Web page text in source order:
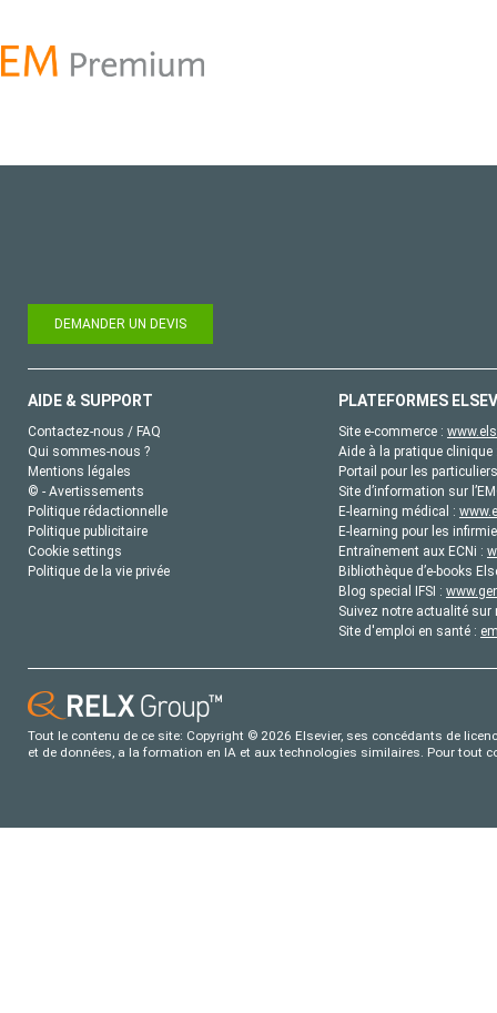
DEMANDER UN DEVIS
AIDE & SUPPORT
Contactez-nous / FAQ
Qui sommes-nous ?
Mentions légales
© - Avertissements
Politique rédactionnelle
Politique publicitaire
Cookie settings
Politique de la vie privée
PLATEFORMES
Site e-commerce :
Aide à la pratique
Portail pour les
Site d’information sur
E-learning médical :
E-learning pour les
Entraînement aux ECNi :
Bibliothèque d’e-books
Blog special IFSI :
Suivez notre actualité sur
Site d'emploi en santé :
Tout le contenu de ce site: Copyright © 2026 Elsevier, ses concédants de
et de données, a la formation en IA et aux technologies similaires. Pour tout